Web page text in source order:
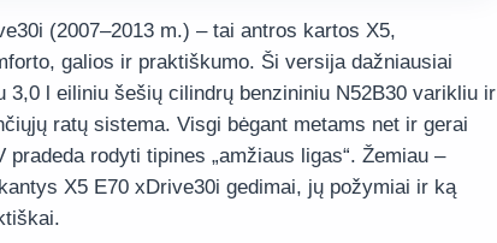
(2007–2013 m.) – tai antros kartos X5,
galios ir praktiškumo. Ši versija dažniausiai
3,0 l eiliniu šešių cilindrų benzininiu N52B30 varikliu ir
ratų sistema. Visgi bėgant metams net ir gerai
pradeda rodyti tipines „amžiaus ligas“. Žemiau –
X5 E70 xDrive30i gedimai, jų požymiai ir ką